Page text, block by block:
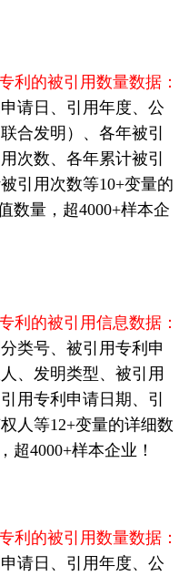
利的被引用数量数据：
请日、引用年度、公
合发明）、各年被引
次数、各年累计被引
引用次数等10+变量的
数量，超4000+样本企
利的被引用信息数据：
类号、被引用专利申
、发明类型、被引用
用专利申请日期、引
人等12+变量的详细数
超4000+样本企业！
利的被引用数量数据：
请日、引用年度、公